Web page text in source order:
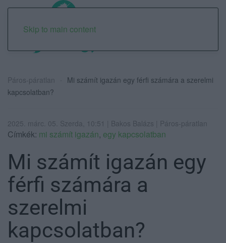
Skip to main content
Páros-páratlan
Mi számít igazán egy férfi számára a szerelmi
kapcsolatban?
2025. márc. 05. Szerda, 10:51 | Bakos Balázs | Páros-páratlan
Címkék: mi számít igazán, egy kapcsolatban
Mi számít igazán egy
férfi számára a
szerelmi
kapcsolatban?